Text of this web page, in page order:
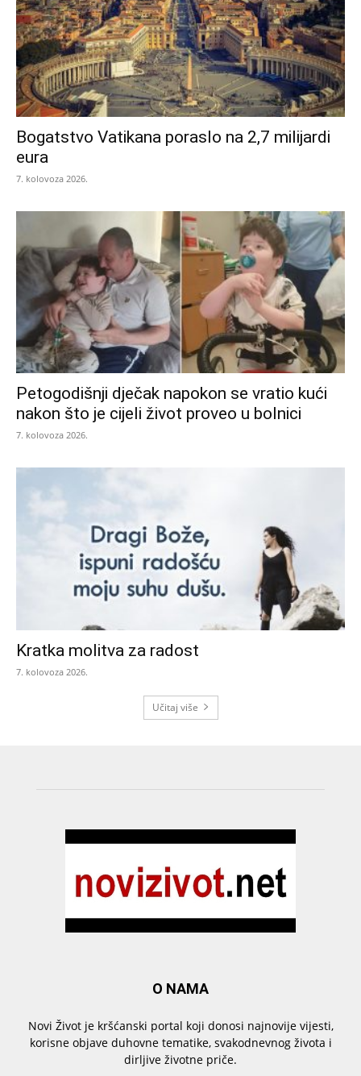
Bogatstvo Vatikana poraslo na 2,7 milijardi
eura
7. kolovoza 2026.
Petogodišnji dječak napokon se vratio kući
nakon što je cijeli život proveo u bolnici
7. kolovoza 2026.
Kratka molitva za radost
7. kolovoza 2026.
Učitaj više
O NAMA
Novi Život je kršćanski portal koji donosi najnovije vijesti,
korisne objave duhovne tematike, svakodnevnog života i
dirljive životne priče.